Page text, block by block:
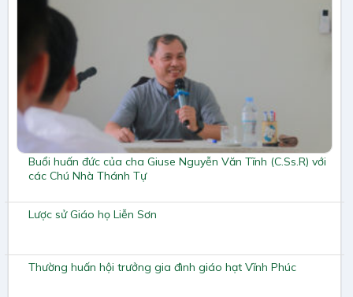
Buổi huấn đức của cha Giuse Nguyễn Văn Tĩnh (C.Ss.R) với
các Chú Nhà Thánh Tự
Lược sử Giáo họ Liễn Sơn
Thường huấn hội trưởng gia đình giáo hạt Vĩnh Phúc